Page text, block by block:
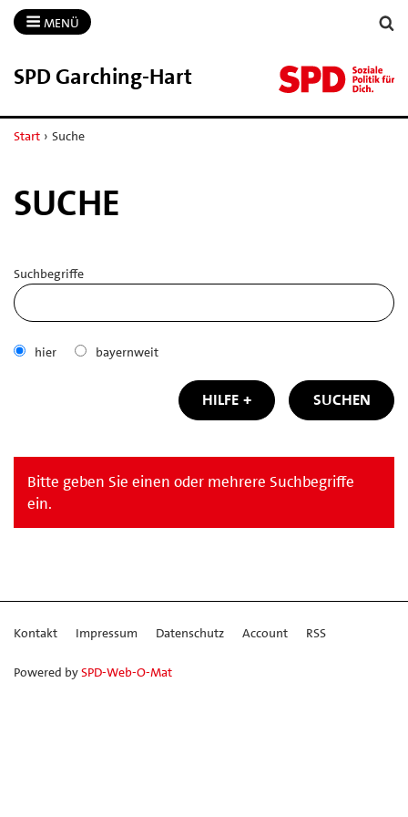
MENÜ
SPD Garching-​Hart
Start › Suche
SUCHE
Suchbegriffe
hier bayernweit
HILFE SUCHEN
Bitte geben Sie einen oder mehrere Suchbegriffe
ein.
Kontakt Impressum Datenschutz Account RSS
Powered bySPD-Web-O-Mat